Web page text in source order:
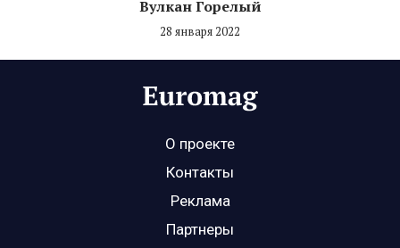
Вулкан Горелый
28 января 2022
О проекте
Контакты
Реклама
Партнеры